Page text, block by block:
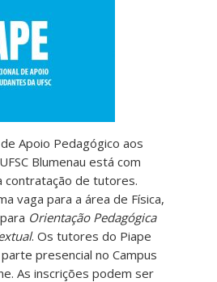
Apoio Pedagógico aos
Blumenau está com
contratação de tutores.
vaga para a área de Física,
Orientação Pedagógica
. Os tutores do Piape
presencial no Campus
As inscrições podem ser